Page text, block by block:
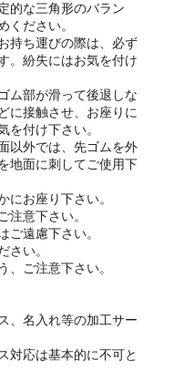
的な三角形のバラン
ください。
持ち運びの際は、必ず
。紛失にはお気を付け
ム部が滑って後退しな
に接触させ、お座りに
を付け下さい。
以外では、先ゴムを外
地面に刺してご使用下
にお座り下さい。
注意下さい。
ご遠慮下さい。
さい。
、ご注意下さい。
、名入れ等の加工サー
対応は基本的に不可と